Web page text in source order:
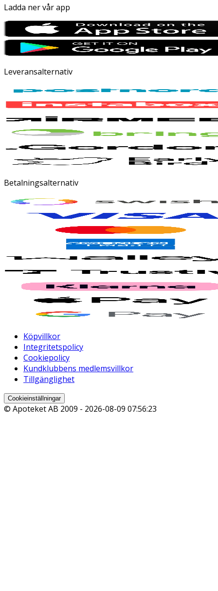
Ladda ner vår app
Leveransalternativ
Betalningsalternativ
Köpvillkor
Integritetspolicy
Cookiepolicy
Kundklubbens medlemsvillkor
Tillgänglighet
Cookieinställningar
© Apoteket AB 2009 - 2026-08-09 07:56:23